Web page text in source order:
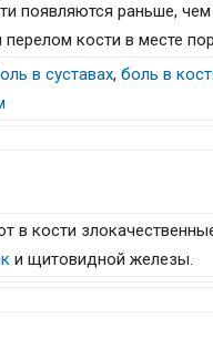
появляются раньше,
кости в месте
в суставах, боль в
в кости
и щитовидной железы.